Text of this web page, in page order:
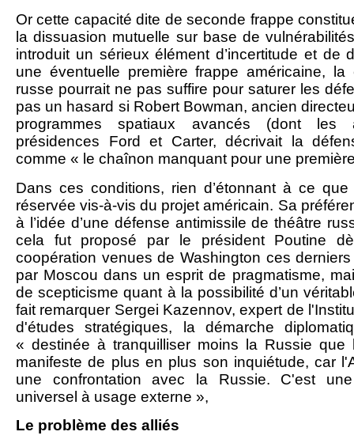
Or cette capacité dite de seconde frappe
la dissuasion mutuelle sur base de
introduit un sérieux élément d’incertitude et de
une éventuelle première frappe américaine, la
russe pourrait ne pas suffire pour saturer les
pas un hasard si Robert Bowman, ancien
programmes spatiaux avancés (dont les
présidences Ford et Carter, décrivait la
comme « le chaînon manquant pour une
Dans ces conditions, rien d’étonnant à ce
réservée vis-à-vis du projet américain. Sa
à l’idée d’une défense antimissile de théâtre
cela fut proposé par le président Poutine
coopération venues de Washington ces
par Moscou dans un esprit de pragmatisme,
de scepticisme quant à la possibilité d’un
fait remarquer Sergei Kazennov, expert de
d'études stratégiques, la démarche
« destinée à tranquilliser moins la Russie que
manifeste de plus en plus son inquiétude, car
une confrontation avec la Russie. C'est
universel à usage externe »,
Le problème des alliés